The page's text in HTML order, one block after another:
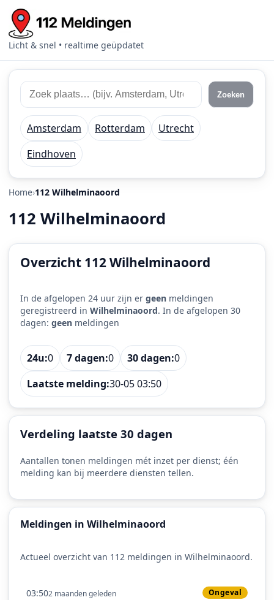
Licht & snel • realtime geüpdatet
Zoek
112
meldingen
Zoek
plaats
of
regio
Zoeken
Amsterdam Rotterdam
Utrecht
Eindhoven
Home 112 Wilhelminaoord
112 Wilhelminaoord
Overzicht 112 Wilhelminaoord
In de afgelopen 24 uur zijn er geen meldingen
geregistreerd in Wilhelminaoord. In de afgelopen 30
dagen: geen meldingen
24u:0 7 dagen:0 30 dagen:0
Laatste melding:30-05 03:50
Verdeling laatste 30 dagen
Aantallen tonen meldingen mét inzet per dienst; één
melding kan bij meerdere diensten tellen.
Meldingen in Wilhelminaoord
Actueel overzicht van 112 meldingen in Wilhelminaoord.
03:502 maanden geleden Ongeval